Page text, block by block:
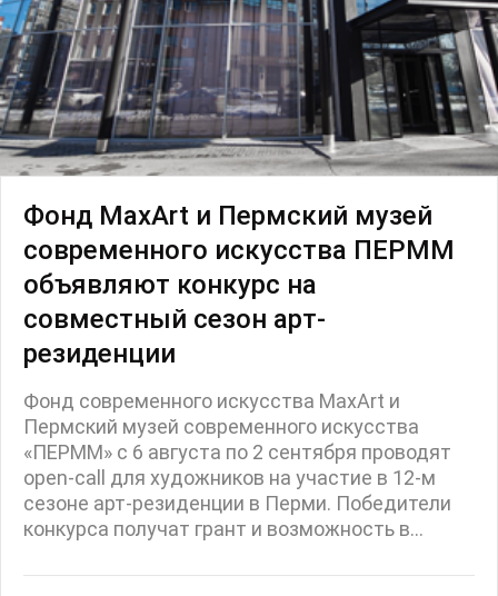
Фонд MaxArt и Пермский музей
современного искусства ПЕРММ
объявляют конкурс на
совместный сезон арт-
резиденции
Фонд современного искусства MaxArt и
Пермский музей современного искусства
«ПЕРММ» с 6 августа по 2 сентября проводят
open-call для художников на участие в 12-м
сезоне арт-резиденции в Перми. Победители
конкурса получат грант и возможность в...